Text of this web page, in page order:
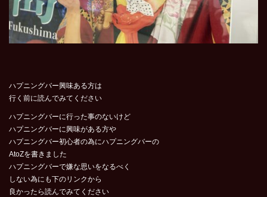
ハプニングバー興味ある方は
行く前に読んでみてください
ハプニングバーに行った事のないけど
ハプニングバーに興味がある方や
ハプニングバー初心者の為にハプニングバーの
AtoZを書きました
ハプニングバーで嫌な思いをなるべく
しない為にも下のリンクから
良かったら読んでみてください